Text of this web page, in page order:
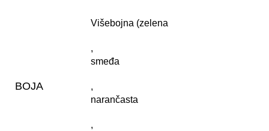
BOJA
Višebojna (zelena
,
smeđa
,
narančasta
,